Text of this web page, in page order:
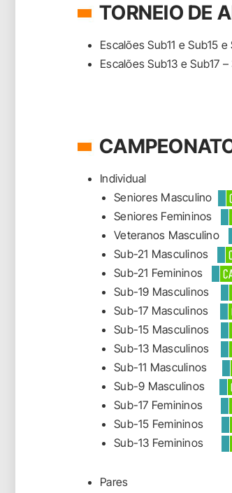
TORNEIO DE
Escalões Sub11 e Sub15
Escalões Sub13 e Sub17
Individual
Seniores Masculino
Seniores Femininos
Veteranos Masculino
Sub-21 Masculinos
Sub-21 Femininos
Sub-19 Masculinos
Sub-17 Masculinos
Sub-15 Masculinos
Sub-13 Masculinos
Sub-11 Masculinos
Sub-9 Masculinos
Sub-17 Femininos
Sub-15 Femininos
Sub-13 Femininos
Pares